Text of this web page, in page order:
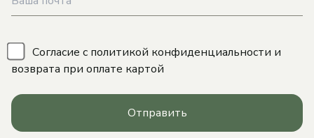
Согласие с политикой конфиденциальности и
возврата при оплате картой
Отправить